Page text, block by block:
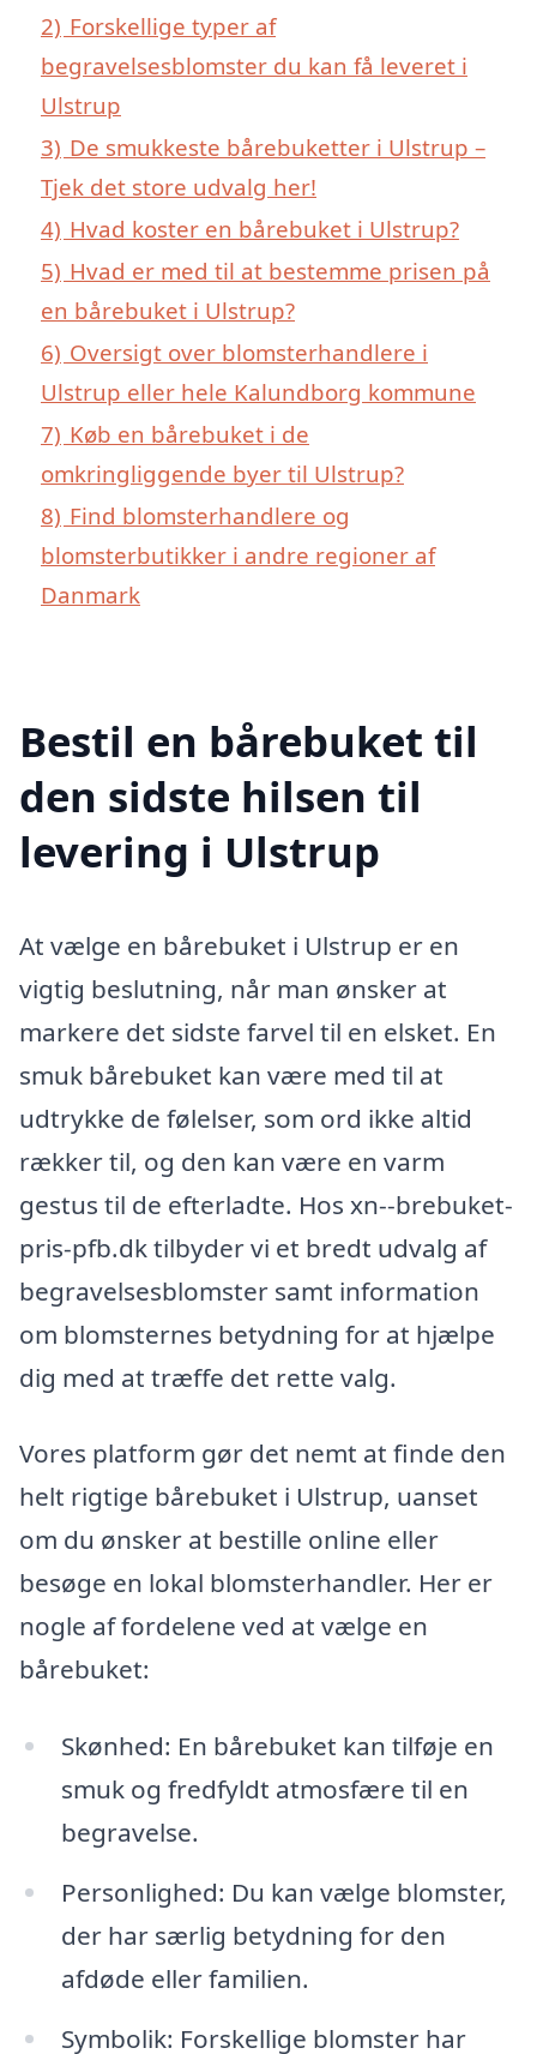
2) Forskellige typer af
begravelsesblomster du kan få leveret i
Ulstrup
3) De smukkeste bårebuketter i Ulstrup –
Tjek det store udvalg her!
4) Hvad koster en bårebuket i Ulstrup?
5) Hvad er med til at bestemme prisen på
en bårebuket i Ulstrup?
6) Oversigt over blomsterhandlere i
Ulstrup eller hele Kalundborg kommune
7) Køb en bårebuket i de
omkringliggende byer til Ulstrup?
8) Find blomsterhandlere og
blomsterbutikker i andre regioner af
Danmark
Bestil en bårebuket til
den sidste hilsen til
levering i Ulstrup
At vælge en bårebuket i Ulstrup er en
vigtig beslutning, når man ønsker at
markere det sidste farvel til en elsket. En
smuk bårebuket kan være med til at
udtrykke de følelser, som ord ikke altid
rækker til, og den kan være en varm
gestus til de efterladte. Hos xn--brebuket-
pris-pfb.dk tilbyder vi et bredt udvalg af
begravelsesblomster samt information
om blomsternes betydning for at hjælpe
dig med at træffe det rette valg.
Vores platform gør det nemt at finde den
helt rigtige bårebuket i Ulstrup, uanset
om du ønsker at bestille online eller
besøge en lokal blomsterhandler. Her er
nogle af fordelene ved at vælge en
bårebuket:
Skønhed: En bårebuket kan tilføje en
smuk og fredfyldt atmosfære til en
begravelse.
Personlighed: Du kan vælge blomster,
der har særlig betydning for den
afdøde eller familien.
Symbolik: Forskellige blomster har